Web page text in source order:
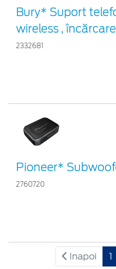
Bury* Suport
wireless ,
2332681
Pioneer*
2760720
Inapoi 1